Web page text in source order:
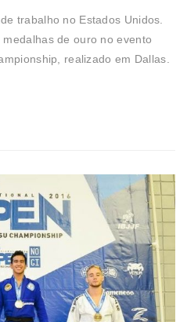
trabalho no Estados Unidos.
de ouro no evento
realizado em Dallas.